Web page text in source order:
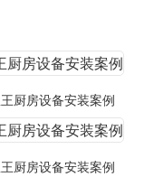
厨房设备安装案例
厨房设备安装案例